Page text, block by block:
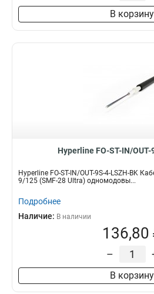
В корзину
Hyperline FO-ST-IN/
Hyperline FO-ST-IN/OUT-9S-4-LSZH-BK
9/125 (SMF-28 Ultra) одномодовы...
Подробнее
Наличие: В наличии
136,80
–
В корзину